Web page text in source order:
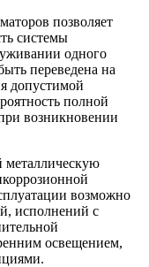
позволяет
системы
одного
переведена на
допустимой
полной
возникновении
металлическую
возможно
исполнений с
освещением,